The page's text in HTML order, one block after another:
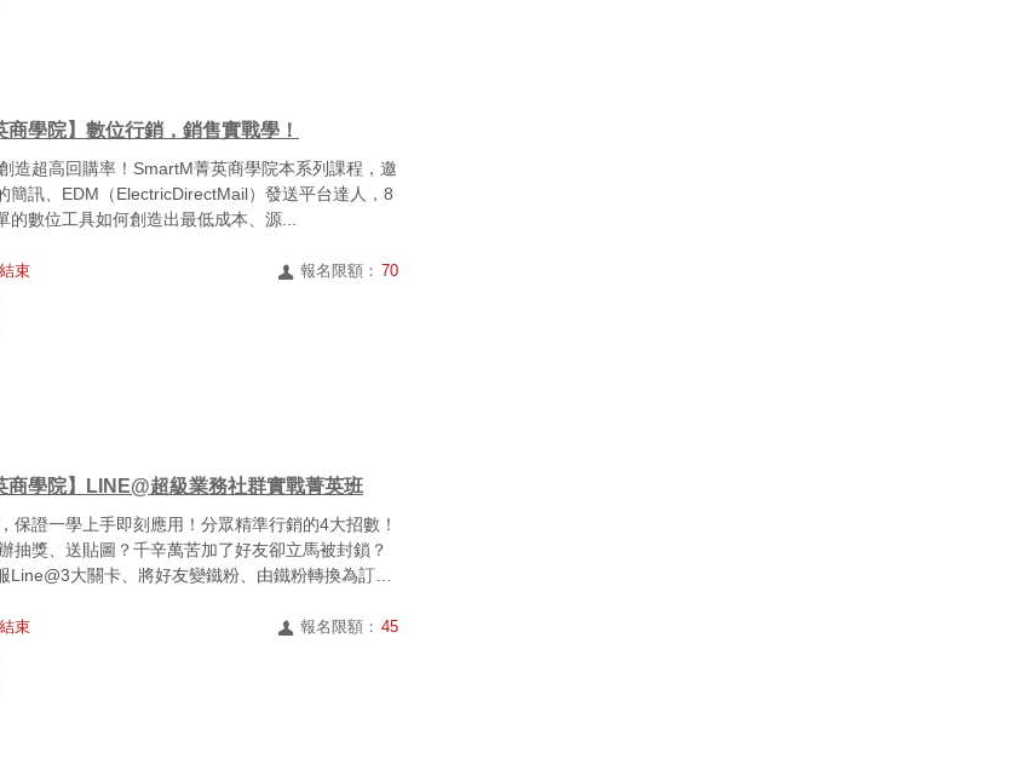
商學院】數位行銷，銷售實戰學！
造超高回購率！SmartM菁英商學院本系列課程，邀
簡訊、EDM（ElectricDirectMail）發送平台達人，8
的數位工具如何創造出最低成本、源...
束 報名限額： 70
商學院】LINE@超級業務社群實戰菁英班
保證一學上手即刻應用！分眾精準行銷的4大招數！
抽獎、送貼圖？千辛萬苦加了好友卻立馬被封鎖？
Line@3大關卡、將好友變鐵粉、由鐵粉轉換為訂
束 報名限額： 45